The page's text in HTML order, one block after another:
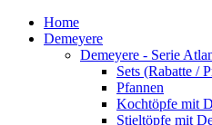
Home
Demeyere
Demeyere - Serie
Sets (Rabatte /
Pfannen
Kochtöpfe mit
Stieltöpfe mit